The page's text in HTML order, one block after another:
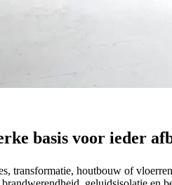
basis voor ieder
transformatie, houtbouw of